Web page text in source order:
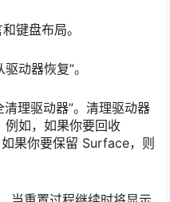
键盘布局。
动器恢复”。
清理驱动器”。清理驱动器
例如，如果你要回收
果你要保留 Surface，则